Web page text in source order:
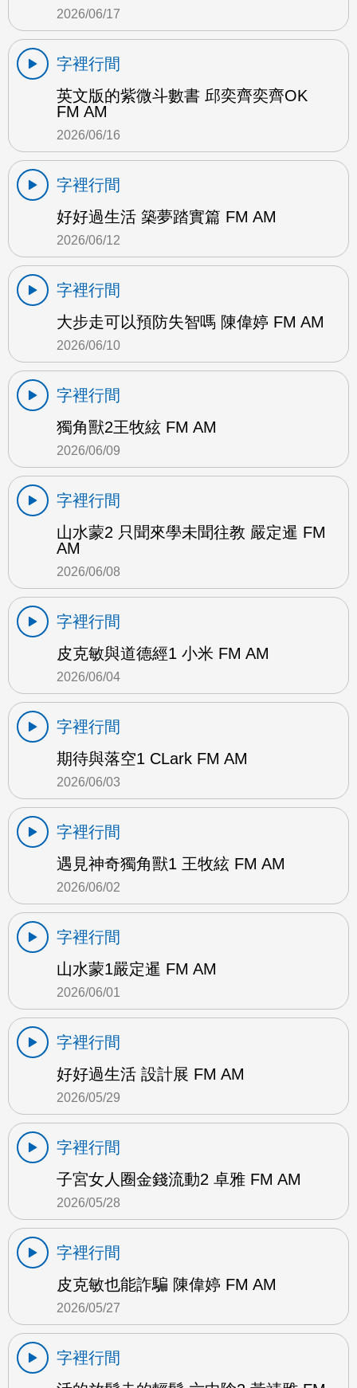
2026/06/17
字裡行間
英文版的紫微斗數書 邱奕齊奕齊OK
FM AM
2026/06/16
字裡行間
好好過生活 築夢踏實篇 FM AM
2026/06/12
字裡行間
大步走可以預防失智嗎 陳偉婷 FM AM
2026/06/10
字裡行間
獨角獸2王牧絃 FM AM
2026/06/09
字裡行間
山水蒙2 只聞來學未聞往教 嚴定暹 FM
AM
2026/06/08
字裡行間
皮克敏與道德經1 小米 FM AM
2026/06/04
字裡行間
期待與落空1 CLark FM AM
2026/06/03
字裡行間
遇見神奇獨角獸1 王牧絃 FM AM
2026/06/02
字裡行間
山水蒙1嚴定暹 FM AM
2026/06/01
字裡行間
好好過生活 設計展 FM AM
2026/05/29
字裡行間
子宮女人圈金錢流動2 卓雅 FM AM
2026/05/28
字裡行間
皮克敏也能詐騙 陳偉婷 FM AM
2026/05/27
字裡行間